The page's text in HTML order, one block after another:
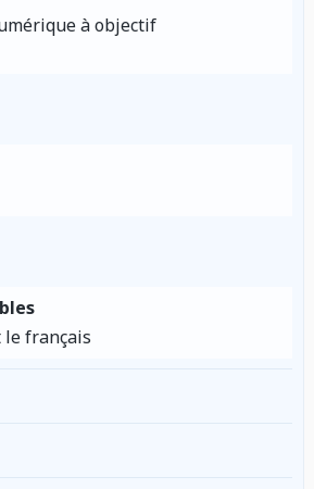
à objectif
français